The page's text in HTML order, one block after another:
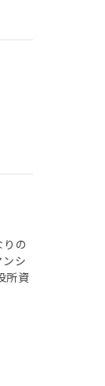
の
シ
所資